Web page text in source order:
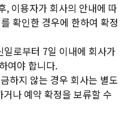
이용자가 회사의 안내에 따
확인한 경우에 한하여 확정
로부터 7일 이내에 회사가
여야 합니다.
하지 않는 경우 회사는 별도
나 예약 확정을 보류할 수